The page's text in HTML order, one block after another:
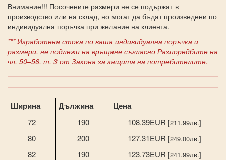
Внимание!!! Посочените размери не се подържат в
производство или на склад, но могат да бъдат произведени по
индивидуална поръчка при желание на клиента.
*** Изработена стока по ваша индивидуална поръчка и
размери, не подлежи на връщане съгласно Разпоредбите на
чл. 50–56, т. 3 от Закона за защита на потребителите.
Ширина Дължина Цена
72 190 108.39EUR [211.99лв.]
80 200 127.31EUR [249.00лв.]
82 190 123.73EUR [241.99лв.]